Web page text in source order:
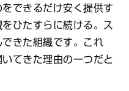
できるだけ安く提供す
ひたすらに続ける。ス
きた組織です。これ
てきた理由の一つだと